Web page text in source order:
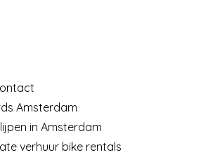
Amsterdam
in Amsterdam
verhuur bike rentals